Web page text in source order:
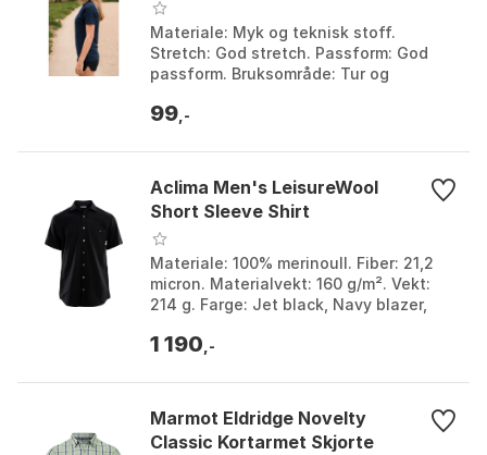
Materiale: Myk og teknisk stoff.
Stretch: God stretch. Passform: God
passform. Bruksområde: Tur og
3, Farge 4, Farge 5,...
99 ,-
Aclima Men's LeisureWool
Short Sleeve Shirt
Materiale: 100% merinoull. Fiber: 21,2
micron. Materialvekt: 160 g/m². Vekt:
214 g. Farge: Jet black, Navy blazer,
XXL.
1 190 ,-
Marmot Eldridge Novelty
Classic Kortarmet Skjorte